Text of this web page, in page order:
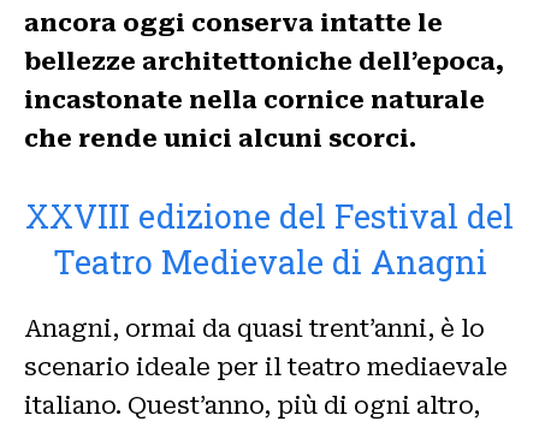
ancora oggi conserva intatte le
bellezze architettoniche dell’epoca,
incastonate nella cornice naturale
che rende unici alcuni scorci.
XXVIII edizione del Festival del
Teatro Medievale di Anagni
Anagni, ormai da quasi trent’anni, è lo
scenario ideale per il teatro mediaevale
italiano. Quest’anno, più di ogni altro,